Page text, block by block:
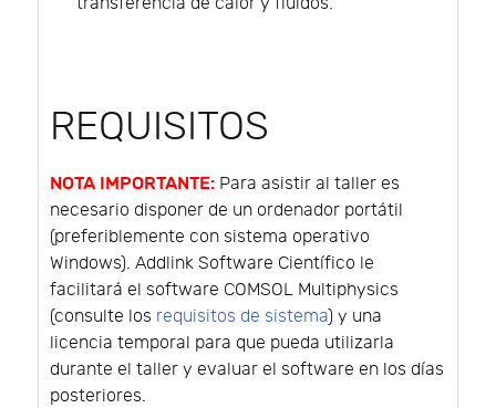
REQUISITOS
NOTA IMPORTANTE: Para asistir al taller es
necesario disponer de un ordenador portátil
(preferiblemente con sistema operativo
Windows). Addlink Software Científico le
facilitará el software COMSOL Multiphysics
(consulte los requisitos de sistema) y una
licencia temporal para que pueda utilizarla
durante el taller y evaluar el software en los días
posteriores.